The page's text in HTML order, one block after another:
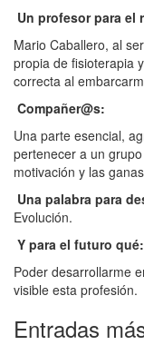
Un profesor para el
Mario Caballero, al
propia de fisioterapia
correcta al
Compañer@s:
Una parte esencial,
pertenecer a un
motivación y las
Una palabra para
Evolución.
Y para el futuro qué:
Poder desarrollarme
visible esta profesión.
Entradas